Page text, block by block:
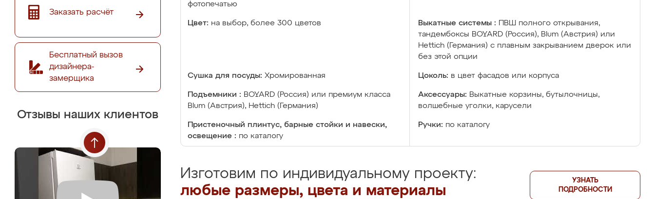
Заказать расчёт
Бесплатный вызов
дизайнера-
замерщика
Отзывы наших клиентов
фотопечатью
Цвет: на выбор, более 300 цветов Выкатные системы :
ПВШ полного открывания,
тандембоксы BOYARD (Россия), Blum (Австрия) или
Hettich (Германия) с плавным закрыванием дверок или
без этой опции
Сушка для посуды: Хромированная Цоколь: в цвет фасадов или корпуса
Подъемники : BOYARD (Россия) или премиум класса
Blum (Австрия), Hettich (Германия)
Аксессуары: Выкатные корзины, бутылочницы,
волшебные уголки, карусели
Пристеночный плинтус, барные стойки и навески,
освещение : по каталогу
Ручки: по каталогу
Изготовим по индивидуальному проекту:
любые размеры, цвета и материалы
УЗНАТЬ
ПОДРОБНОСТИ